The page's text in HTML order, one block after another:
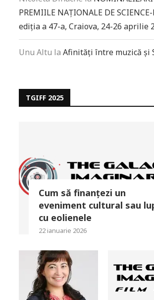
PREMIILE NAȚIONALE DE
ediția a 47-a, Craiova, 24-26 aprilie
Unu Altu la Afinități între muzică și
TGIFF 2025
Cum să finanțezi un
eveniment cultural sau
cu eolienele
22 ianuarie 2026